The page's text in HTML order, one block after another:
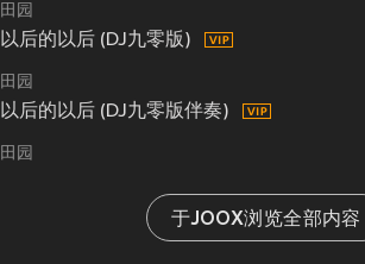
田园
以后的以后 (DJ九零版)
田园
以后的以后 (DJ九零版伴奏)
田园
于JOOX浏览全部内容